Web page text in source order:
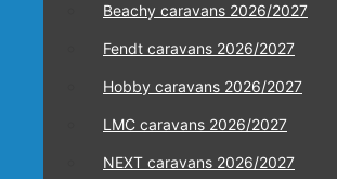
Beachy caravans 2026/2027
Fendt caravans 2026/2027
Hobby caravans 2026/2027
LMC caravans 2026/2027
NEXT caravans 2026/2027